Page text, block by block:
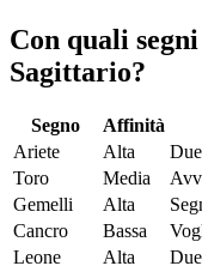
Con quali
Sagittario?
Segno Affinità
Ariete
Alta
Toro
Media
Gemelli
Alta
Cancro
Bassa
Leone
Alta